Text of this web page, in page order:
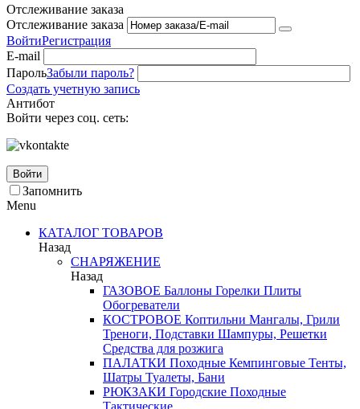
Отслеживание заказа
Отслеживание заказа
ВойтиРегистрация
E-mail
ПарольЗабыли пароль?
Создать учетную запись
Антибот
Войти через соц. сеть:
Войти
Запомнить
Menu
КАТАЛОГ ТОВАРОВ
Назад
СНАРЯЖЕНИЕ
Назад
ГАЗОВОЕ Баллоны Горелки Плиты
Обогреватели
КОСТРОВОЕ Коптильни Мангалы, Грили
Треноги, Подставки Шампуры, Решетки
Средства для розжига
ПАЛАТКИ Походные Кемпинговые Тенты,
Шатры Туалеты, Бани
РЮКЗАКИ Городские Походные
Тактические